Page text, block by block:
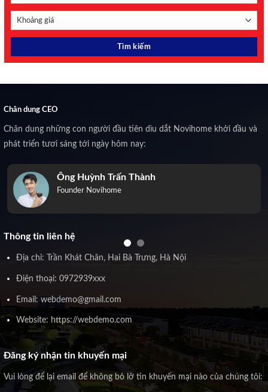
Chân dung CEO
Chân dung những con người đầu tiên dìu dắt Novihome khởi đầu và
phát triển tươi sáng tới ngày hôm nay:
Ông Huỳnh Trấn Thành
Founder Novihome
Thông tin liên hệ
Địa chỉ: Trần Khát Chân, Hai Bà Trưng, Hà Nội
Điện thoại: 0972939xxx
Email: webdemo@gmail.com
Website: https://webdemo.com
Đăng ký nhận tin khuyến mại
Vui lòng để lại email để không bỏ lỡ tin khuyến mại nào của chúng tôi: